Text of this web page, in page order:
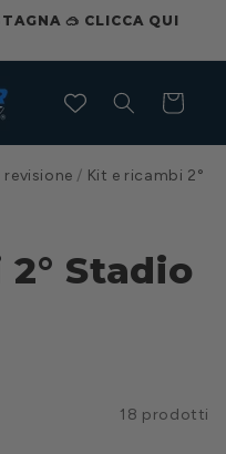
🥽 CLICCA QUI
Carrello
/ Kit e ricambi 2°
Stadio
18 prodotti